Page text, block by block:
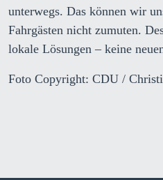
unterwegs. Das können wir
Fahrgästen nicht zumuten.
lokale Lösungen – keine
Foto Copyright: CDU /